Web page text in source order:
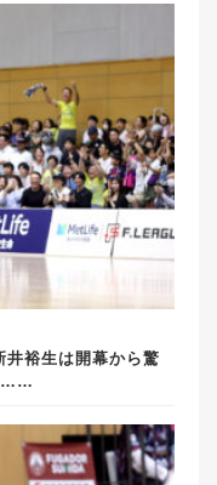
井裕生は開幕から驚